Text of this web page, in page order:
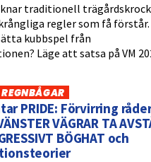
traditionell
regler som få förstår.
kubbspel från
Läge att satsa på VM
PRIDE: Förvirring
VÄGRAR TA
BÖGHAT och